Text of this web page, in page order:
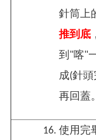
針筒上
推到底
到"喀"
成(針
再回蓋。
使用完